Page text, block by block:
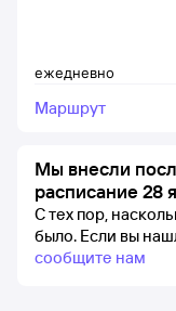
ежедневно
Маршрут
Мы внесли
расписание 28
С тех пор,
было. Если вы
сообщите нам